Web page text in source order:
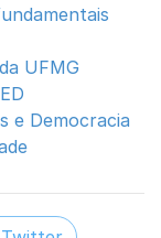
UFMG
e Democracia